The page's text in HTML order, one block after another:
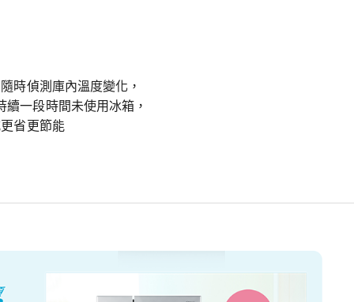
時偵測庫內溫度變化，
一段時間未使用冰箱，
省更節能